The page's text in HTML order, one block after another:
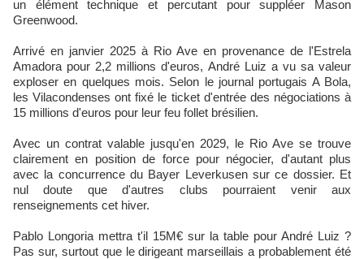
un élément technique et percutant pour suppléer Mason
Greenwood.
Arrivé en janvier 2025 à Rio Ave en provenance de l'Estrela
Amadora pour 2,2 millions d'euros, André Luiz a vu sa valeur
exploser en quelques mois. Selon le journal portugais A Bola,
les Vilacondenses ont fixé le ticket d'entrée des négociations à
15 millions d'euros pour leur feu follet brésilien.
Avec un contrat valable jusqu'en 2029, le Rio Ave se trouve
clairement en position de force pour négocier, d'autant plus
avec la concurrence du Bayer Leverkusen sur ce dossier. Et
nul doute que d'autres clubs pourraient venir aux
renseignements cet hiver.
Pablo Longoria mettra t'il 15M€ sur la table pour André Luiz ?
Pas sur, surtout que le dirigeant marseillais a probablement été